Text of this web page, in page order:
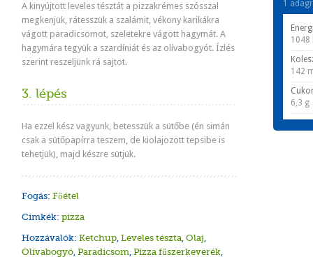
A kinyújtott leveles tésztát a pizzakrémes szósszal
megkenjük, rátesszük a szalámit, vékony karikákra
vágott paradicsomot, szeletekre vágott hagymát. A
hagymára tegyük a szardíniát és az olívabogyót. Ízlés
szerint reszeljünk rá sajtot.
3. lépés
Ha ezzel kész vagyunk, betesszük a sütőbe (én simán
csak a sütőpapírra teszem, de kiolajozott tepsibe is
tehetjük), majd készre sütjük.
Fogás: Főétel
Cimkék: pizza
Hozzávalók: Ketchup, Leveles tészta, Olaj,
Olívabogyó, Paradicsom, Pizza fűszerkeverék,
1
1048
142
6,3 g